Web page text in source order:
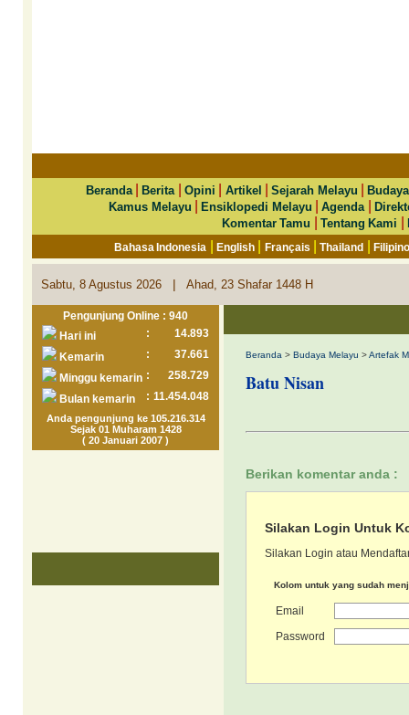
Beranda|Berita Opini Artikel |Sejarah Melayu |
Kamus Melayu
|Ensiklopedi Melayu |Agenda |
Komentar Tamu
|Tentang Kami |
Bahasa Indonesia |English Français |Thailand |
Sabtu, 8 Agustus 2026 | Ahad, 23 Shafar 1448 H
Pengunjung Online : 940
Hari ini
:
14.893
Kemarin
:
37.661
Minggu kemarin :
258.729
Bulan kemarin
: 11.454.048
Anda pengunjung ke 105.216.314
Sejak 01 Muharam 1428
( 20 Januari 2007 )
Beranda > Budaya Melayu >Artefak
Batu Nisan
Berikan komentar anda :
Silakan Login Untuk
Silakan Login atau
Kolom untuk yang sudah
Email
Password